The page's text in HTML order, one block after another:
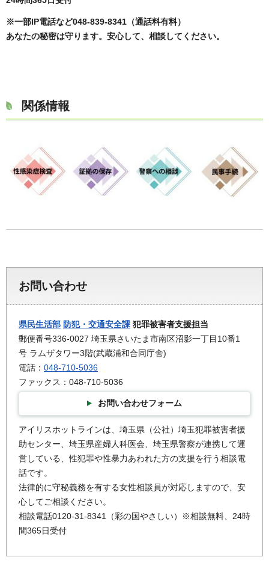
※一部IP電話など048-839-8341（通話料有料）
あなたの秘密は守ります。安心して、相談してください。
関係情報
お問い合わせ
県民生活部 防犯・交通安全課 犯罪被害者支援担当
郵便番号336-0027 埼玉県さいたま市南区沼影一丁目10番1
号 ラムザタワー3階(武蔵浦和合同庁舎)
電話： 048-710-5036
ファックス：048-710-5036
お問い合わせフォーム
アイリスホットラインは、埼玉県（公社）埼玉犯罪被害者援
助センター、埼玉県産婦人科医会、埼玉県警察が連携して運
営している、性犯罪や性暴力あわれた方の支援を行う相談電
話です。
法律的に守秘義務を有する女性相談員が対応しますので、安
心してご相談ください。
相談電話0120-31-8341（彩の国やさしい）※相談無料、24時
間365日受付